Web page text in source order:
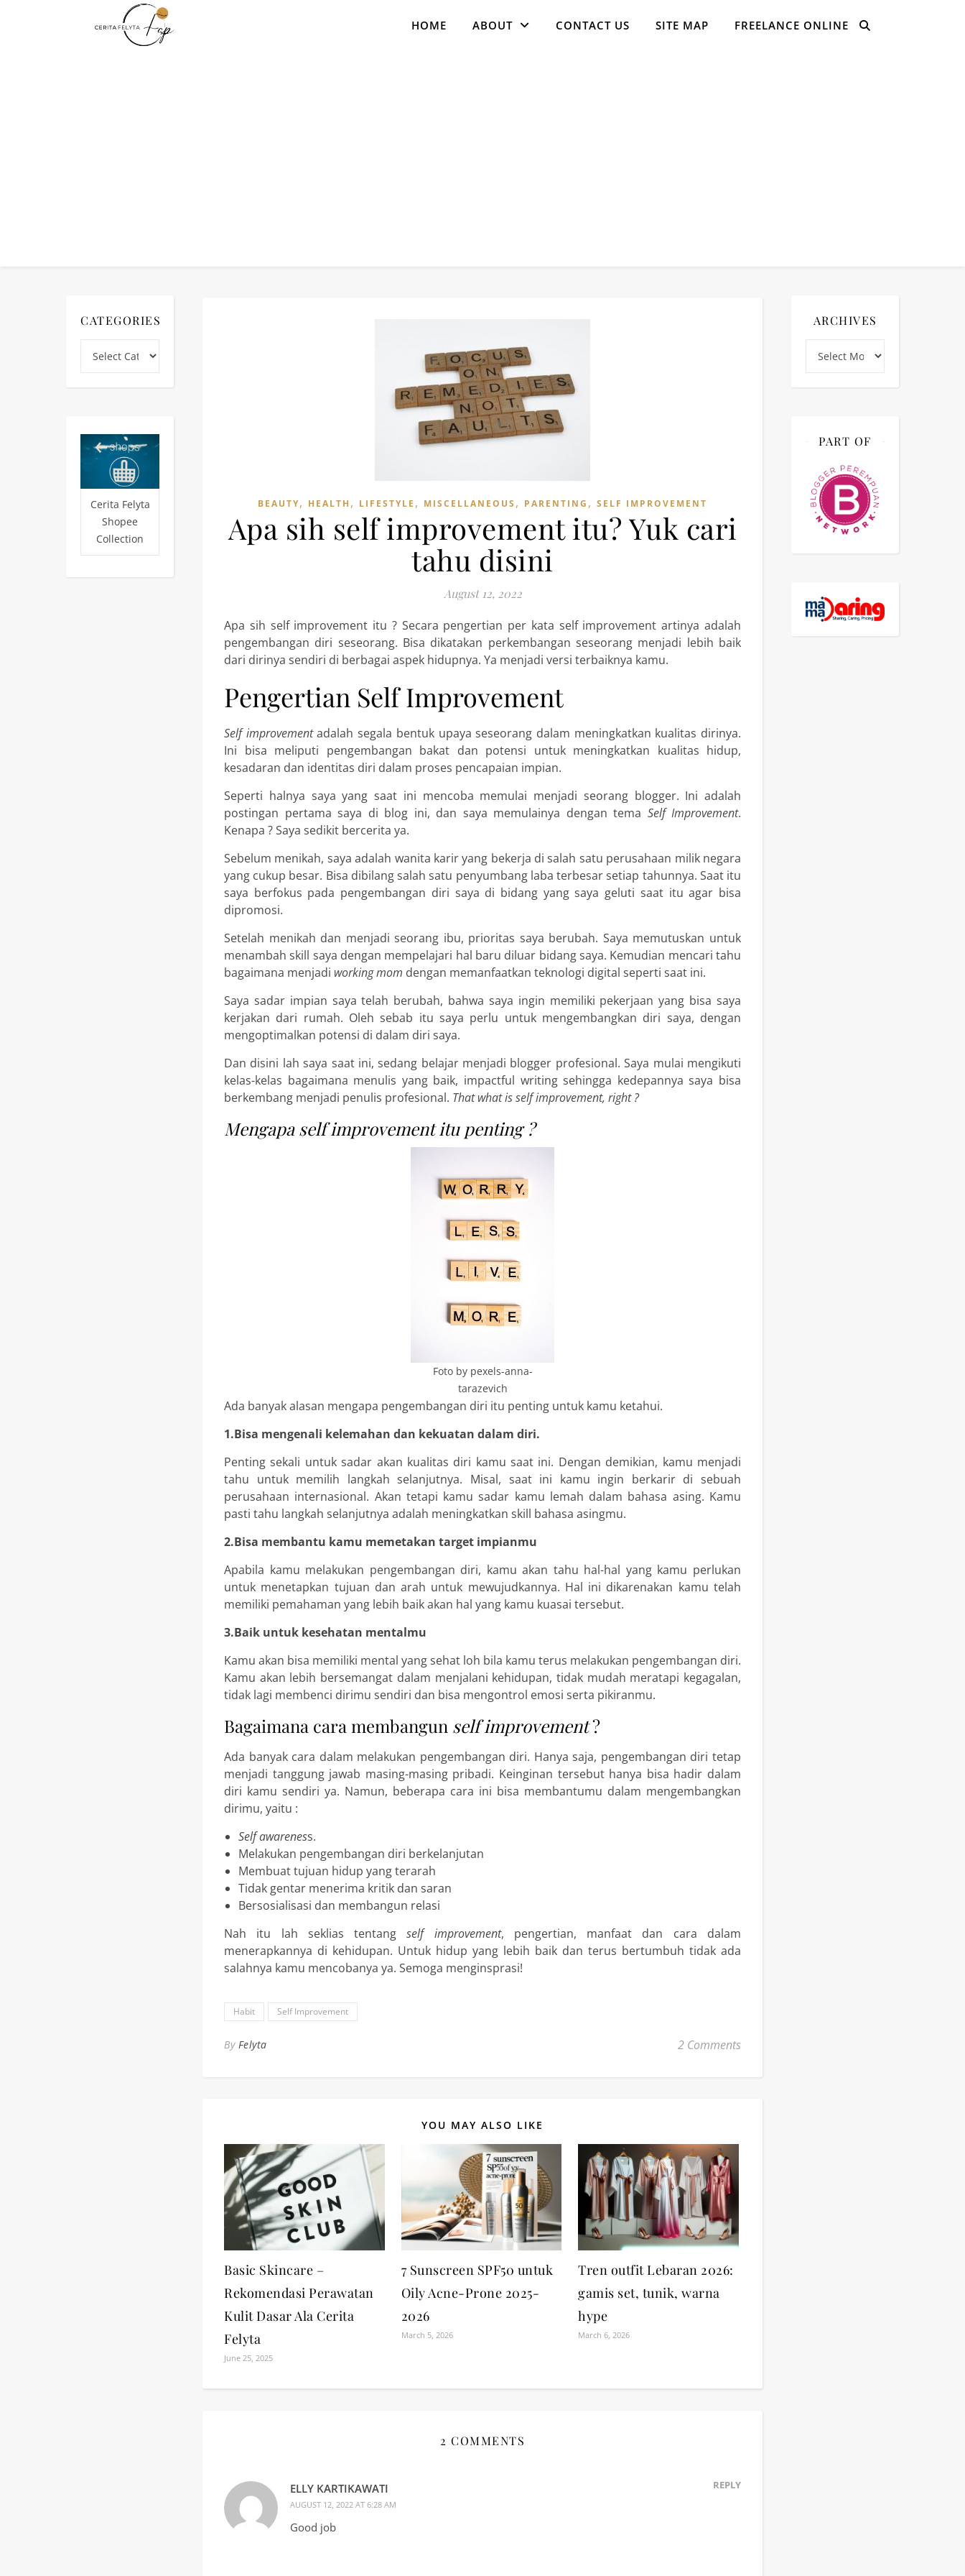
HOME ABOUT CONTACT US SITE MAP FREELANCE ONLINE
CATEGORIES
Cerita Felyta
Shopee
Collection
BEAUTY, HEALTH , LIFESTYLE , MISCELLANEOUS , PARENTING , SELF IMPROVEMENT
Apa sih self improvement itu? Yuk cari
tahu disini
August 12, 2022
Apa sih self improvement itu ? Secara pengertian per kata self improvement artinya adalah
pengembangan diri seseorang. Bisa dikatakan perkembangan seseorang menjadi lebih baik
dari dirinya sendiri di berbagai aspek hidupnya. Ya menjadi versi terbaiknya kamu.
Pengertian Self Improvement
Self improvementadalah segala bentuk upaya seseorang dalam meningkatkan kualitas dirinya.
Ini bisa meliputi pengembangan bakat dan potensi untuk meningkatkan kualitas hidup,
kesadaran dan identitas diri dalam proses pencapaian impian.
Seperti halnya saya yang saat ini mencoba memulai menjadi seorang blogger. Ini adalah
postingan pertama saya di blog ini, dan saya memulainya dengan tema Self Improvement.
Kenapa ? Saya sedikit bercerita ya.
Sebelum menikah, saya adalah wanita karir yang bekerja di salah satu perusahaan milik negara
yang cukup besar. Bisa dibilang salah satu penyumbang laba terbesar setiap tahunnya. Saat itu
saya berfokus pada pengembangan diri saya di bidang yang saya geluti saat itu agar bisa
dipromosi.
Setelah menikah dan menjadi seorang ibu, prioritas saya berubah. Saya memutuskan untuk
menambah skill saya dengan mempelajari hal baru diluar bidang saya. Kemudian mencari tahu
bagaimana menjadi working mom dengan memanfaatkan teknologi digital seperti saat ini.
Saya sadar impian saya telah berubah, bahwa saya ingin memiliki pekerjaan yang bisa saya
kerjakan dari rumah. Oleh sebab itu saya perlu untuk mengembangkan diri saya, dengan
mengoptimalkan potensi di dalam diri saya.
Dan disini lah saya saat ini, sedang belajar menjadi blogger profesional. Saya mulai mengikuti
kelas-kelas bagaimana menulis yang baik, impactful writing sehingga kedepannya saya bisa
berkembang menjadi penulis profesional. That what is self improvement, right ?
Mengapa self improvement itu penting ?
Foto by pexels-anna-
tarazevich
Ada banyak alasan mengapa pengembangan diri itu penting untuk kamu ketahui.
1.Bisa mengenali kelemahan dan kekuatan dalam diri.
Penting sekali untuk sadar akan kualitas diri kamu saat ini. Dengan demikian, kamu menjadi
tahu untuk memilih langkah selanjutnya. Misal, saat ini kamu ingin berkarir di sebuah
perusahaan internasional. Akan tetapi kamu sadar kamu lemah dalam bahasa asing. Kamu
pasti tahu langkah selanjutnya adalah meningkatkan skill bahasa asingmu.
2.Bisa membantu kamu memetakan target impianmu
Apabila kamu melakukan pengembangan diri, kamu akan tahu hal-hal yang kamu perlukan
untuk menetapkan tujuan dan arah untuk mewujudkannya. Hal ini dikarenakan kamu telah
memiliki pemahaman yang lebih baik akan hal yang kamu kuasai tersebut.
3.Baik untuk kesehatan mentalmu
Kamu akan bisa memiliki mental yang sehat loh bila kamu terus melakukan pengembangan diri.
Kamu akan lebih bersemangat dalam menjalani kehidupan, tidak mudah meratapi kegagalan,
tidak lagi membenci dirimu sendiri dan bisa mengontrol emosi serta pikiranmu.
Bagaimana cara membangun self improvement?
Ada banyak cara dalam melakukan pengembangan diri. Hanya saja, pengembangan diri tetap
menjadi tanggung jawab masing-masing pribadi. Keinginan tersebut hanya bisa hadir dalam
diri kamu sendiri ya. Namun, beberapa cara ini bisa membantumu dalam mengembangkan
dirimu, yaitu :
Self awareness.
Melakukan pengembangan diri berkelanjutan
Membuat tujuan hidup yang terarah
Tidak gentar menerima kritik dan saran
Bersosialisasi dan membangun relasi
Nah itu lah seklias tentangself improvement, pengertian, manfaat dan cara dalam
menerapkannya di kehidupan. Untuk hidup yang lebih baik dan terus bertumbuh tidak ada
salahnya kamu mencobanya ya. Semoga menginsprasi!
Habit Self Improvement
By Felyta 2 Comments
YOU MAY ALSO LIKE
Basic Skincare –
Rekomendasi Perawatan
Kulit Dasar Ala Cerita
Felyta
June 25, 2025
7 Sunscreen SPF50 untuk
Oily Acne-Prone 2025-
2026
March 5, 2026
Tren outfit Lebaran 2026:
gamis set, tunik, warna
hype
March 6, 2026
2 COMMENTS
ELLY KARTIKAWATI
AUGUST 12, 2022 AT 6:28 AM
REPLY
Good job
ARCHIVES
PART OF